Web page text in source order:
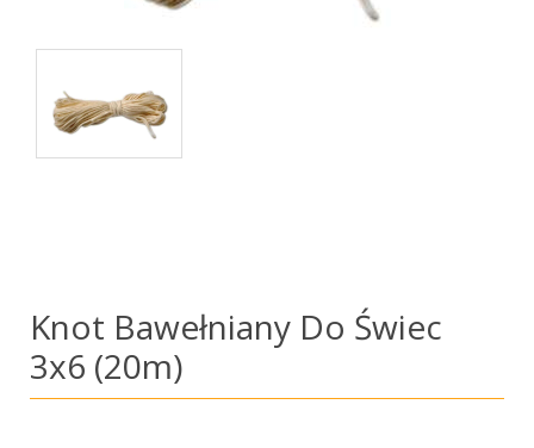
Knot Bawełniany Do Świec
3x6 (20m)